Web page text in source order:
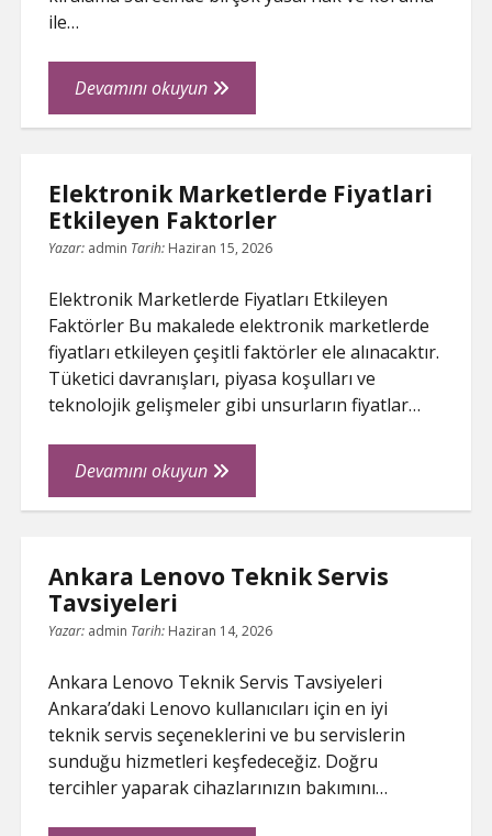
ile…
Devamını okuyunKira
Hukukunda
Nelerdir
Elektronik Marketlerde Fiyatlari
Etkileyen Faktorler
Yazar: admin Tarih: Haziran 15, 2026
Elektronik Marketlerde Fiyatları Etkileyen
Faktörler Bu makalede elektronik marketlerde
fiyatları etkileyen çeşitli faktörler ele alınacaktır.
Tüketici davranışları, piyasa koşulları ve
teknolojik gelişmeler gibi unsurların fiyatlar…
Devamını okuyunElektronik
Marketlerde
Faktorler
Ankara Lenovo Teknik Servis
Tavsiyeleri
Yazar: admin Tarih: Haziran 14, 2026
Ankara Lenovo Teknik Servis Tavsiyeleri
Ankara’daki Lenovo kullanıcıları için en iyi
teknik servis seçeneklerini ve bu servislerin
sunduğu hizmetleri keşfedeceğiz. Doğru
tercihler yaparak cihazlarınızın bakımını…